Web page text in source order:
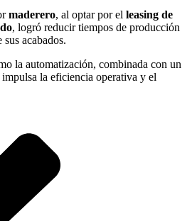
maderero, al optar por el leasing de
, logró reducir tiempos de producción
acabados.
la automatización, combinada con un
la eficiencia operativa y el